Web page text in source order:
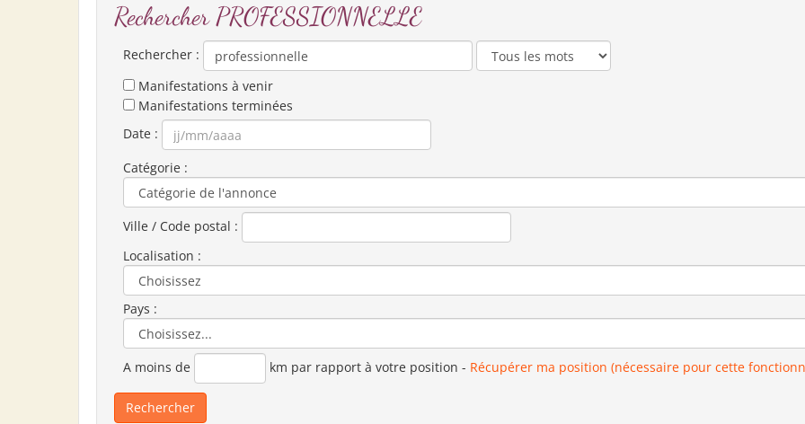
Rechercher PROFESSIONNELLE
Rechercher :
Manifestations à venir
Manifestations terminées
Date :
Catégorie :
Ville / Code postal :
Localisation :
Pays :
A moins de km par rapport à votre position - Récupérer ma position (nécessaire pour cette